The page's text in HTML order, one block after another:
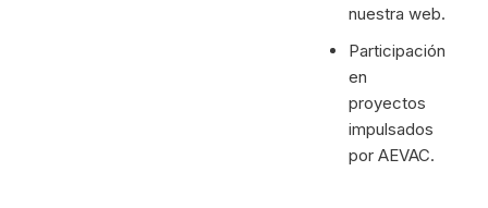
nuestra web.
Participación
en
proyectos
impulsados
por AEVAC.